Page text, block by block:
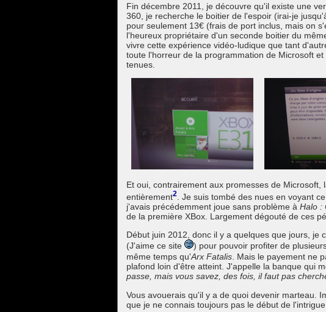
Fin décembre 2011, je découvre qu'il existe une
360, je recherche le boitier de l'espoir (irai-je
pour seulement 13€ (frais de port inclus, mais on
l'heureux propriétaire d'un seconde boitier du
vivre cette expérience vidéo-ludique que tant
toute l'horreur de la programmation de Microsoft
tenues.
Et oui, contrairement aux promesses de
entièrement2 . Je suis tombé des nues en voyant
j'avais précédemment joue sans problème àHalo :
de la première XBox. Largement dégouté de ces
Début juin 2012, donc il y a quelques que jours, je
(J'aime ce site
) pour pouvoir profiter de
même temps qu'Arx Fatalis. Mais le payement ne
plafond loin d'être atteint. J'appelle la banque qui
passe, mais vous savez, des fois, il faut pas
Vous avouerais qu'il y a de quoi devenir marteau.
que je ne connais toujours pas le début de